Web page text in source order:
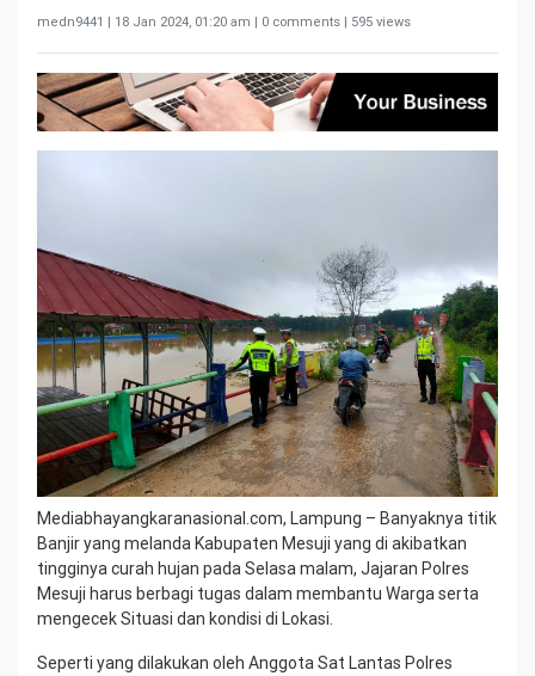
medn9441 | 18 Jan 2024, 01:20 am | 0 comments | 595 views
Mediabhayangkaranasional.com, Lampung – Banyaknya titik
Banjir yang melanda Kabupaten Mesuji yang di akibatkan
tingginya curah hujan pada Selasa malam, Jajaran Polres
Mesuji harus berbagi tugas dalam membantu Warga serta
mengecek Situasi dan kondisi di Lokasi.
Seperti yang dilakukan oleh Anggota Sat Lantas Polres